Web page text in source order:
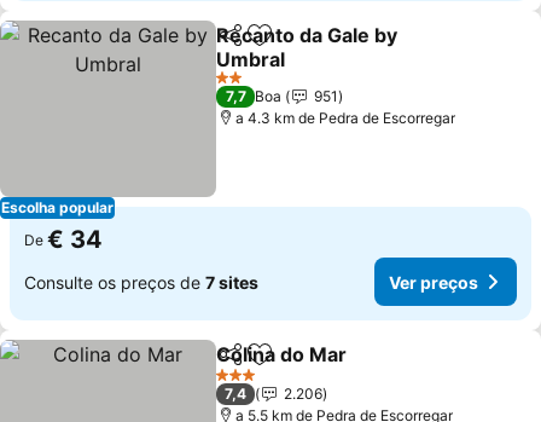
Escolha popular
PartilharAdicionar aos favoritos
Recanto da Gale by
Umbral
Ver preços
2 Estrelas
7,7 Boa
951
a 4.3 km de Pedra de Escorregar
De € 34
Consulte os preços de 7 sites Ver preços
PartilharAdicionar aos favoritos
Colina do Mar
3 Estrelas
7,4
2.206
a 5.5 km de Pedra de Escorregar